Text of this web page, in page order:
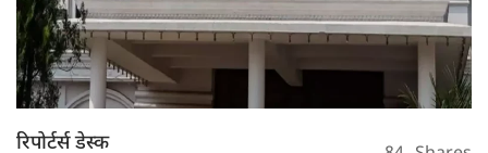
रिपोर्टर्स डेस्क